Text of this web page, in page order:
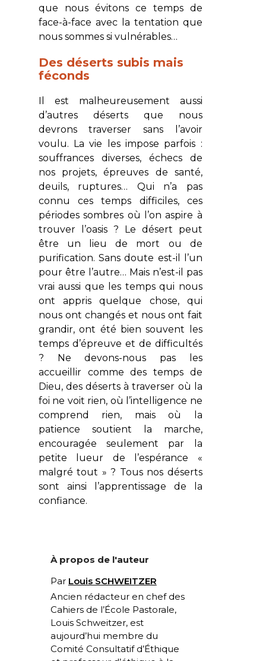
que nous évitons ce temps de
face-à-face avec la tentation que
nous sommes si vulnérables…
Des déserts subis mais
féconds
Il est malheureusement aussi
d’autres déserts que nous
devrons traverser sans l’avoir
voulu. La vie les impose parfois :
souffrances diverses, échecs de
nos projets, épreuves de santé,
deuils, ruptures… Qui n’a pas
connu ces temps difficiles, ces
périodes sombres où l’on aspire à
trouver l’oasis ? Le désert peut
être un lieu de mort ou de
purification. Sans doute est-il l’un
pour être l’autre… Mais n’est-il pas
vrai aussi que les temps qui nous
ont appris quelque chose, qui
nous ont changés et nous ont fait
grandir, ont été bien souvent les
temps d’épreuve et de difficultés
? Ne devons-nous pas les
accueillir comme des temps de
Dieu, des déserts à traverser où la
foi ne voit rien, où l’intelligence ne
comprend rien, mais où la
patience soutient la marche,
encouragée seulement par la
petite lueur de l’espérance «
malgré tout » ? Tous nos déserts
sont ainsi l’apprentissage de la
confiance.
À propos de l'auteur
Par Louis SCHWEITZER
Ancien rédacteur en chef des
Cahiers de l’École Pastorale,
Louis Schweitzer, est
aujourd’hui membre du
Comité Consultatif d’Éthique